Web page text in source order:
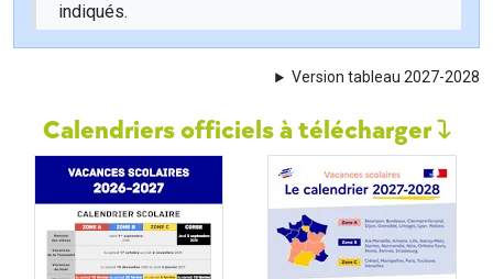
indiqués.
Version tableau 2027-2028
Calendriers officiels à télécharger